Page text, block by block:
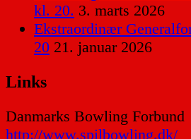
kl. 20. 3. marts 2026
Ekstraordinær
20 21. januar 2026
Links
Danmarks Bowling Forbund
http://www.spilbowling.dk/